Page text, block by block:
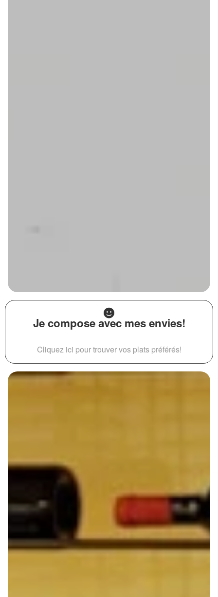
Je compose avec mes envies!
Cliquez ici pour trouver vos plats préférés!